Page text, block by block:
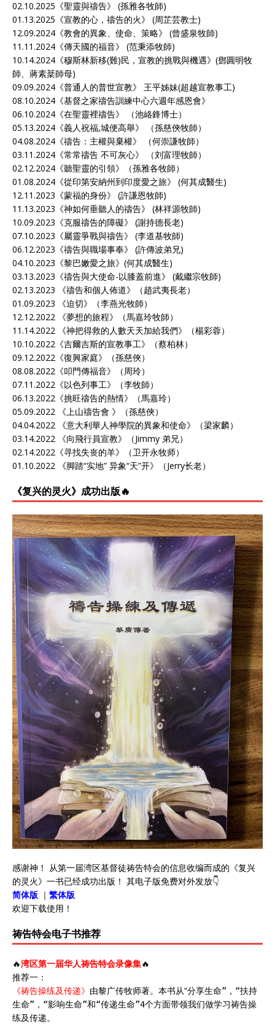
02.10.2025《聖靈與禱告》 (孫雅各牧師)
01.13.2025《宣教的心，禱告的火》 (周芷芸教士)
12.09.2024《教會的異象、使命、策略》 (曾盛泉牧師)
11.11.2024《傳天國的福音》 (范秉添牧師)
10.14.2024《穆斯林新移(難)民，宣教的挑戰與機遇》(鄧圓明牧
師、蔣素棻師母)
09.09.2024《普通人的普世宣教》 王平姊妹(超越宣教事工)
08.10.2024《基督之家禱告訓練中心六週年感恩會》
06.10.2024《在聖靈裡禱告》 （池峈鋒博士）
05.13.2024《義人祝福,城便高舉》 （孫慈俠牧師）
04.08.2024《禱告：主權與棄權》 （何崇謙牧師）
03.11.2024《常常禱告 不可灰心》 （刘富理牧師）
02.12.2024《聽聖靈的引領》（孫雅各牧師）
01.08.2024《從印第安納州到印度愛之旅》 (何其成醫生)
12.11.2023《蒙福的身份》 (許謙恩牧師)
11.13.2023《神如何垂聽人的禱告》 (林祥源牧師)
10.09.2023《克服禱告的障礙》 (謝持德長老)
07.10.2023《屬靈爭戰與禱告》 (李道基牧師)
06.12.2023《禱告與職場事奉》 (許傳波弟兄)
04.10.2023《黎巴嫩愛之旅》(何其成醫生)
03.13.2023《禱告與大使命-以膝蓋前進》 (戴繼宗牧師)
02.13.2023 《禱告和個人佈道》（趙武夷長老）
01.09.2023 《迫切》（李燕光牧師）
12.12.2022 《夢想的旅程》（馬嘉玲牧師）
11.14.2022 《神把得救的人數天天加給我們》（楊彩蓉）
10.10.2022《吉爾吉斯的宣教事工》（蔡柏林）
09.12.2022《復興家庭》（孫慈俠）
08.08.2022《叩門傳福音》（周玲）
07.11.2022《以色列事工》（李牧師）
06.13.2022《挑旺禱告的熱情》（馬嘉玲）
05.09.2022 《上山禱告會 》（孫慈俠）
04.04.2022 《意大利華人神學院的異象和使命》（梁家麟）
03.14.2022 《向飛行員宣教》（Jimmy 弟兄）
02.14.2022《寻找失丧的羊》（卫开永牧师）
01.10.2022 《脚踏“实地” 异象“天”开》（Jerry长老）
《复兴的灵火》成功出版🔥
感谢神！ 从第一届湾区基督徒祷告特会的信息收编而成的《复兴
的灵火》一书已经成功出版！ 其电子版免费对外发放👇
简体版 ｜ 繁体版
欢迎下载使用！
祷告特会电子书推荐
🔥湾区第一届华人祷告特会录像集🔥
推荐一：
《祷告操练及传递》 由黎广传牧师著。本书从“分享生命”，“扶持
生命”，“影响生命”和“传递生命”4个方面带领我们做学习祷告操
练及传递。